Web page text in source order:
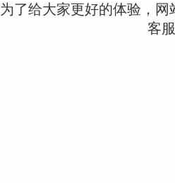
为了给大家更好的体验，
客